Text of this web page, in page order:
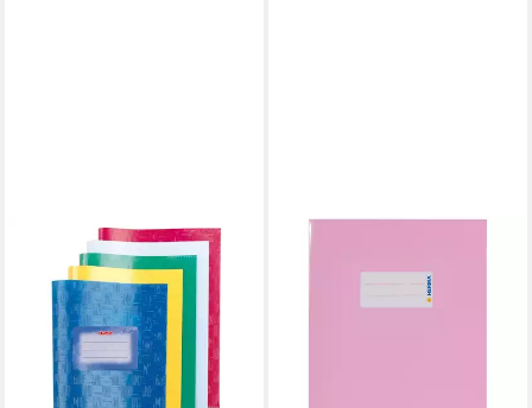
Schulheft 5 Heftumschläge /
Hefthüllen DIN A5 /
Baststruktur / 5 Farben
1,99 €
lieferbar - in 2-3 Werktagen bei dir